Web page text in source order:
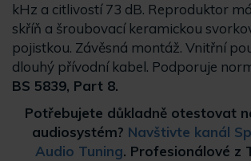
kHz a citlivostí 73 dB. Reproduktor
skříň a šroubovací keramickou
pojistkou. Závěsná montáž. Vnitřní
dlouhý přívodní kabel. Podporuje
BS 5839, Part 8.
Potřebujete důkladně otestovat
audiosystém? Navštivte kanál
Audio Tuning. Profesionálové z